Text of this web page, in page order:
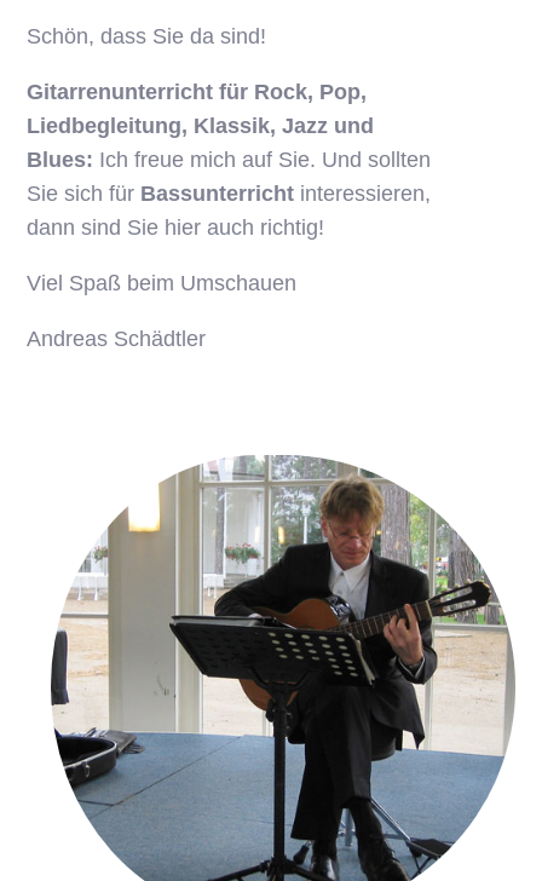
Schön, dass Sie da sind!
Gitarrenunterricht für Rock, Pop,
Liedbegleitung, Klassik, Jazz und
Blues: Ich freue mich auf Sie. Und sollten
Sie sich für Bassunterricht interessieren,
dann sind Sie hier auch richtig!
Viel Spaß beim Umschauen
Andreas Schädtler